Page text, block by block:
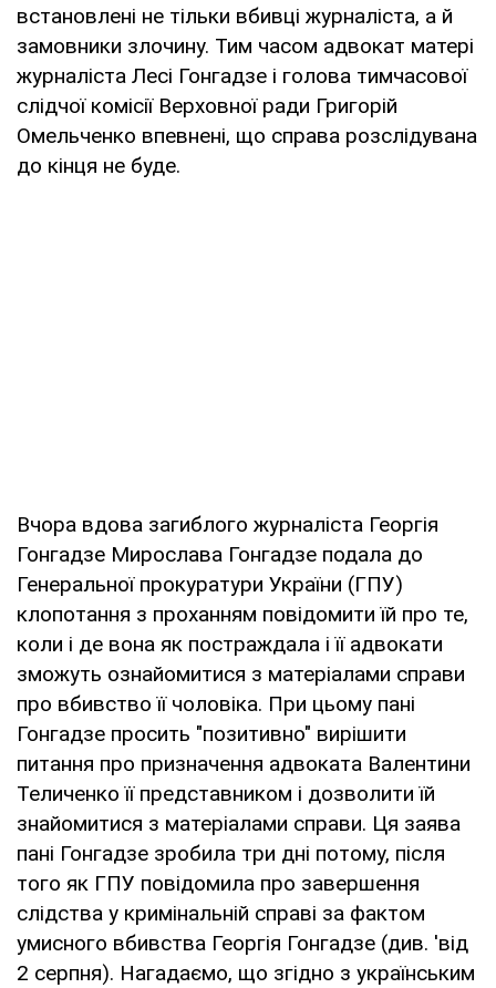
встановлені не тільки вбивці журналіста, а й
замовники злочину. Тим часом адвокат матері
журналіста Лесі Гонгадзе і голова тимчасової
слідчої комісії Верховної ради Григорій
Омельченко впевнені, що справа розслідувана
до кінця не буде.
Вчора вдова загиблого журналіста Георгія
Гонгадзе Мирослава Гонгадзе подала до
Генеральної прокуратури України (ГПУ)
клопотання з проханням повідомити їй про те,
коли і де вона як постраждала і її адвокати
зможуть ознайомитися з матеріалами справи
про вбивство її чоловіка. При цьому пані
Гонгадзе просить "позитивно" вирішити
питання про призначення адвоката Валентини
Теличенко її представником і дозволити їй
знайомитися з матеріалами справи. Ця заява
пані Гонгадзе зробила три дні потому, після
того як ГПУ повідомила про завершення
слідства у кримінальній справі за фактом
умисного вбивства Георгія Гонгадзе (див. 'від
2 серпня). Нагадаємо, що згідно з українським